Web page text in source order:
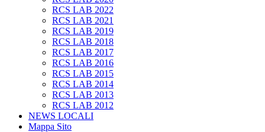
RCS LAB 2022
RCS LAB 2021
RCS LAB 2019
RCS LAB 2018
RCS LAB 2017
RCS LAB 2016
RCS LAB 2015
RCS LAB 2014
RCS LAB 2013
RCS LAB 2012
NEWS LOCALI
Mappa Sito